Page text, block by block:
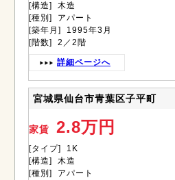
[構造] 木造
[種別] アパート
[築年月] 1995年3月
[階数] 2／2階
詳細ページへ
宮城県仙台市青葉区子平町
家賃 2.8万円
[タイプ] 1K
[構造] 木造
[種別] アパート